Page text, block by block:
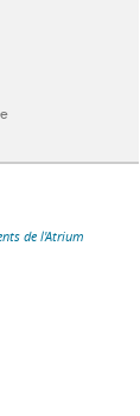
de l'Atrium